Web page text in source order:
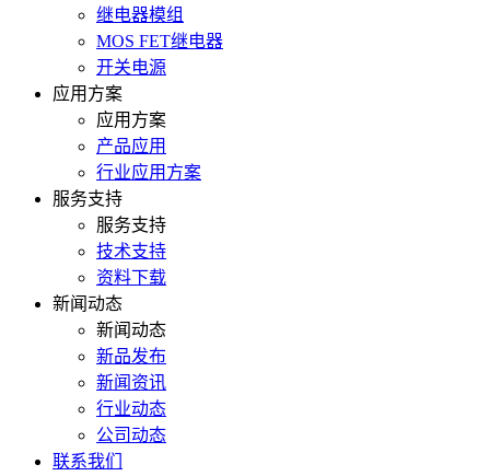
继电器模组
MOS FET继电器
开关电源
应用方案
应用方案
产品应用
行业应用方案
服务支持
服务支持
技术支持
资料下载
新闻动态
新闻动态
新品发布
新闻资讯
行业动态
公司动态
联系我们